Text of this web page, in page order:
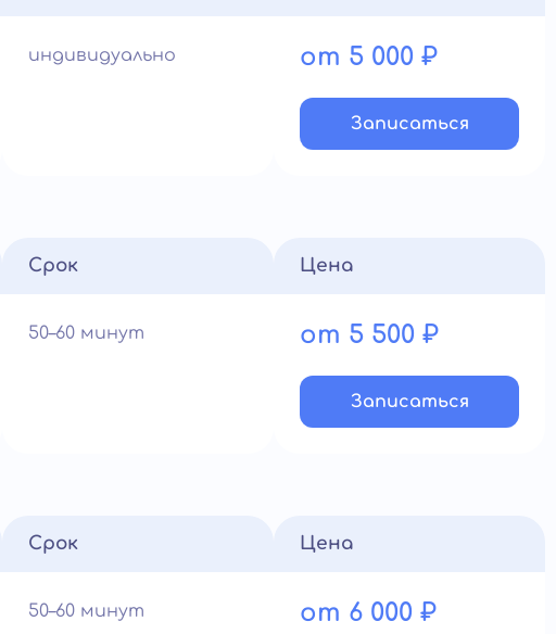
индивидуально от 5 000 ₽
Записатьcя
Срок
50–60 минут
Цена
от 5 500 ₽
Записатьcя
Срок
50–60 минут
Цена
от 6 000 ₽